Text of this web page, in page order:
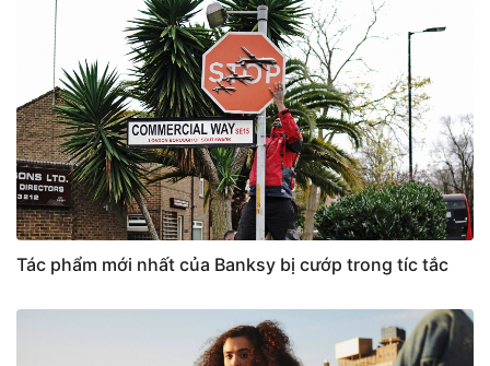
Tác phẩm mới nhất của Banksy bị cướp trong tíc tắc